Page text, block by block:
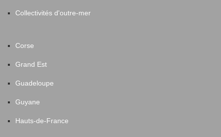
Collectivités d'outre-mer
Corse
Grand Est
Guadeloupe
Guyane
Hauts-de-France